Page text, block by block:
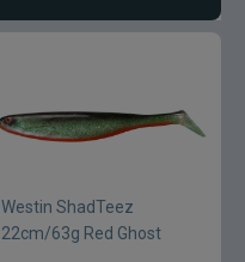
Westin ShadTeez
22cm/63g Red Ghost